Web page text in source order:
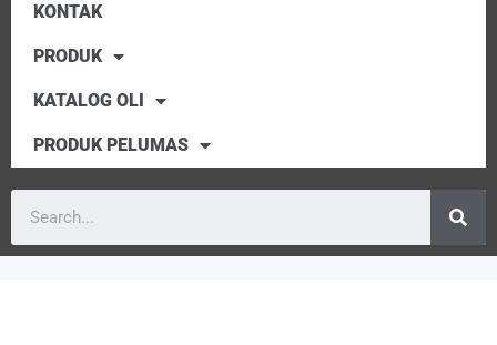
KONTAK
PRODUK
KATALOG OLI
PRODUK PELUMAS